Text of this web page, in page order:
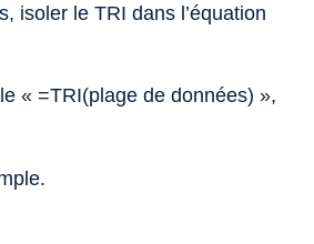
isoler le TRI dans l’équation
« =TRI(plage de données) »,